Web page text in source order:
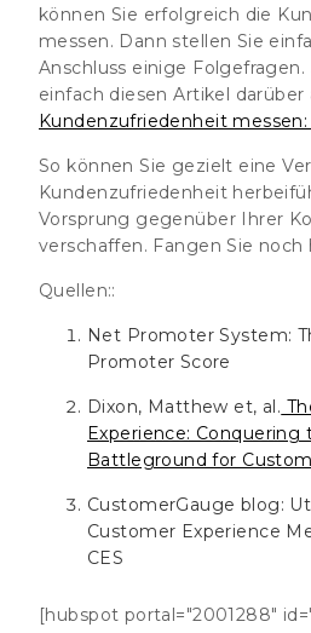
können Sie erfolgreich die
messen. Dann stellen Sie
Anschluss einige Folgefragen.
einfach diesen Artikel darüber
Kundenzufriedenheit
So können Sie gezielt eine
Kundenzufriedenheit
Vorsprung gegenüber Ihrer
verschaffen. Fangen Sie
Quellen::
Net Promoter System:
Promoter Score
Dixon, Matthew et, al.
Experience: Conquering
Battleground for
CustomerGauge blog:
Customer Experience
CES
[hubspot portal="2001288"